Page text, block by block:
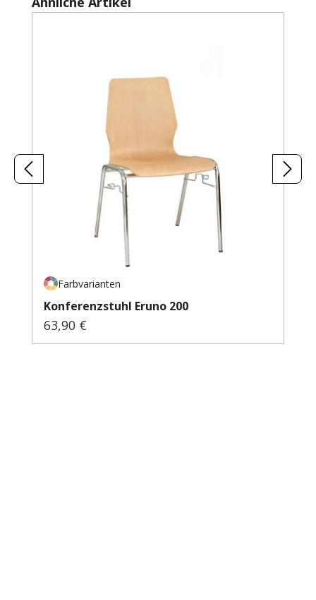
Farbvarianten
Konferenzstuhl Eruno 200
Regulärer Preis:
63,90 €